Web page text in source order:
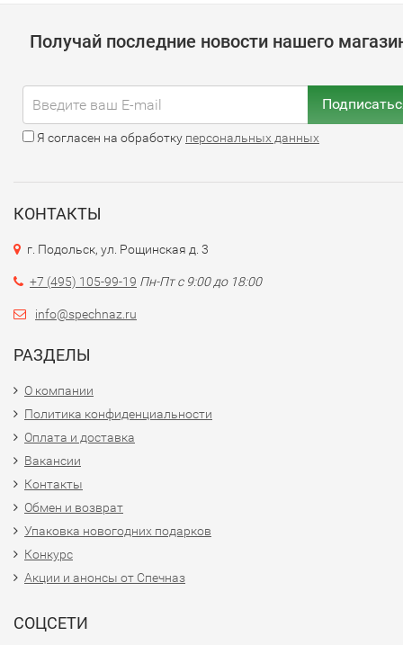
Получай последние новости нашего
Я согласен на обработку персональных данных
КОНТАКТЫ
г. Подольск, ул. Рощинская д. 3
+7 (495) 105-99-19 Пн-Пт с 9:00 до 18:00
info@spechnaz.ru
РАЗДЕЛЫ
О компании
Политика конфиденциальности
Оплата и доставка
Вакансии
Контакты
Обмен и возврат
Упаковка новогодних подарков
Конкурс
Акции и анонсы от Спечназ
СОЦСЕТИ